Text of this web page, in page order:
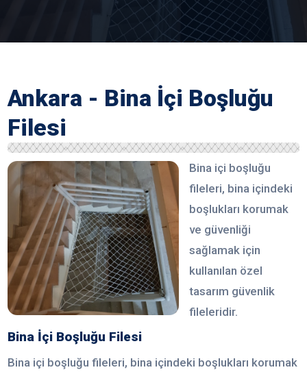
Ankara - Bina İçi Boşluğu
Filesi
Bina içi boşluğu
fileleri, bina içindeki
boşlukları korumak
ve güvenliği
sağlamak için
kullanılan özel
tasarım güvenlik
fileleridir.
Bina İçi Boşluğu Filesi
Bina içi boşluğu fileleri, bina içindeki boşlukları korumak